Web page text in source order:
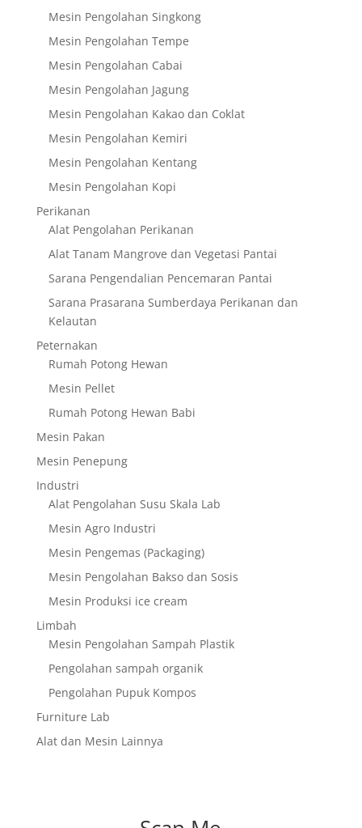
Mesin Pengolahan Singkong
Mesin Pengolahan Tempe
Mesin Pengolahan Cabai
Mesin Pengolahan Jagung
Mesin Pengolahan Kakao dan Coklat
Mesin Pengolahan Kemiri
Mesin Pengolahan Kentang
Mesin Pengolahan Kopi
Perikanan
Alat Pengolahan Perikanan
Alat Tanam Mangrove dan Vegetasi Pantai
Sarana Pengendalian Pencemaran Pantai
Sarana Prasarana Sumberdaya Perikanan dan
Kelautan
Peternakan
Rumah Potong Hewan
Mesin Pellet
Rumah Potong Hewan Babi
Mesin Pakan
Mesin Penepung
Industri
Alat Pengolahan Susu Skala Lab
Mesin Agro Industri
Mesin Pengemas (Packaging)
Mesin Pengolahan Bakso dan Sosis
Mesin Produksi ice cream
Limbah
Mesin Pengolahan Sampah Plastik
Pengolahan sampah organik
Pengolahan Pupuk Kompos
Furniture Lab
Alat dan Mesin Lainnya